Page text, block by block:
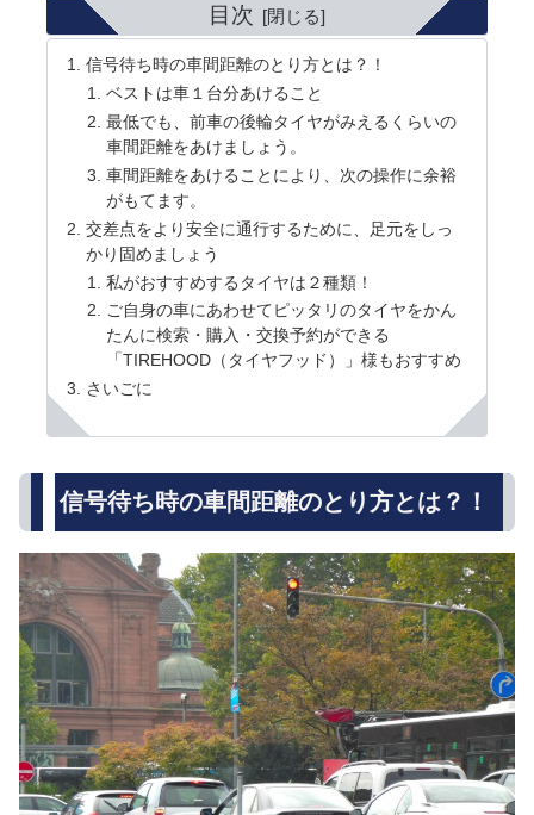
目次
信号待ち時の車間距離のとり方とは？！
ベストは車１台分あけること
最低でも、前車の後輪タイヤがみえるくらいの
車間距離をあけましょう。
車間距離をあけることにより、次の操作に余裕
がもてます。
交差点をより安全に通行するために、足元をしっ
かり固めましょう
私がおすすめするタイヤは２種類！
ご自身の車にあわせてピッタリのタイヤをかん
たんに検索・購入・交換予約ができる
「TIREHOOD（タイヤフッド）」様もおすすめ
さいごに
信号待ち時の車間距離のとり方とは？！